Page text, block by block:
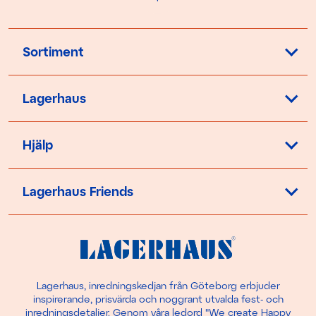
Sortiment
Lagerhaus
Hjälp
Lagerhaus Friends
Lagerhaus, inredningskedjan från Göteborg erbjuder
inspirerande, prisvärda och noggrant utvalda fest- och
inredningsdetaljer. Genom våra ledord "We create Happy